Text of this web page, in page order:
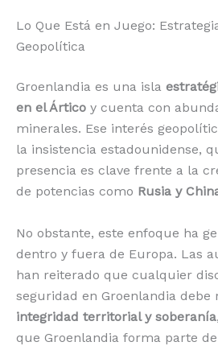
Lo Que Está en Juego:
Geopolítica
Groenlandia es una isla
en el Ártico y cuenta con
minerales. Ese interés
la insistencia estadounidense,
presencia es clave frente a la
de potencias como Rusia y
No obstante, este enfoque ha
dentro y fuera de Europa. Las
han reiterado que cualquier
seguridad en Groenlandia debe
integridad territorial y soberanía
que Groenlandia forma parte